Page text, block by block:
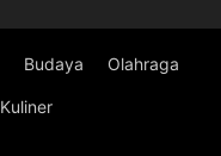
Budaya Olahraga
Kuliner